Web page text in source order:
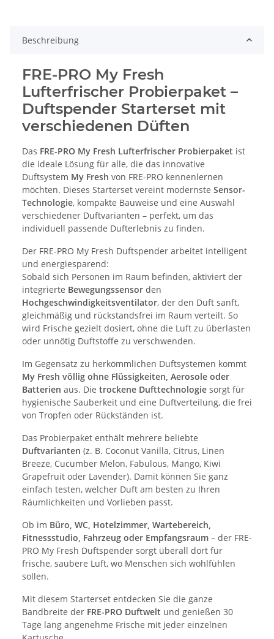
Beschreibung
FRE-PRO My Fresh
Lufterfrischer Probierpaket –
Duftspender Starterset mit
verschiedenen Düften
Das FRE-PRO My Fresh Lufterfrischer Probierpaket ist
die ideale Lösung für alle, die das innovative
Duftsystem My Fresh von FRE-PRO kennenlernen
möchten. Dieses Starterset vereint modernste Sensor-
Technologie, kompakte Bauweise und eine Auswahl
verschiedener Duftvarianten – perfekt, um das
individuell passende Dufterlebnis zu finden.
Der FRE-PRO My Fresh Duftspender arbeitet intelligent
und energiesparend:
Sobald sich Personen im Raum befinden, aktiviert der
integrierte Bewegungssensor den
Hochgeschwindigkeitsventilator, der den Duft sanft,
gleichmäßig und rückstandsfrei im Raum verteilt. So
wird Frische gezielt dosiert, ohne die Luft zu überlasten
oder unnötig Duftstoffe zu verschwenden.
Im Gegensatz zu herkömmlichen Duftsystemen kommt
My Fresh völlig ohne Flüssigkeiten, Aerosole oder
Batterien aus. Die trockene Dufttechnologie sorgt für
hygienische Sauberkeit und eine Duftverteilung, die frei
von Tropfen oder Rückständen ist.
Das Probierpaket enthält mehrere beliebte
Duftvarianten (z. B. Coconut Vanilla, Citrus, Linen
Breeze, Cucumber Melon, Fabulous, Mango, Kiwi
Grapefruit oder Lavender). Damit können Sie ganz
einfach testen, welcher Duft am besten zu Ihren
Räumlichkeiten und Vorlieben passt.
Ob im Büro, WC, Hotelzimmer, Wartebereich,
Fitnessstudio, Fahrzeug oder Empfangsraum – der FRE-
PRO My Fresh Duftspender sorgt überall dort für
frische, saubere Luft, wo Menschen sich wohlfühlen
sollen.
Mit diesem Starterset entdecken Sie die ganze
Bandbreite der FRE-PRO Duftwelt und genießen 30
Tage lang angenehme Frische mit jeder einzelnen